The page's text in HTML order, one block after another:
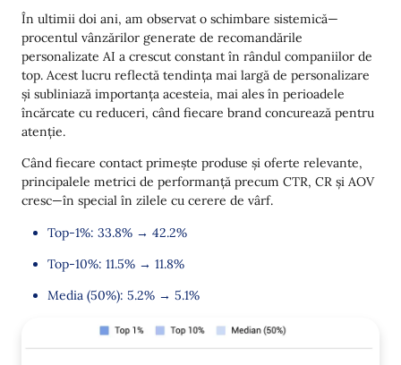
În ultimii doi ani, am observat o schimbare sistemică—
procentul vânzărilor generate de recomandările
personalizate AI a crescut constant în rândul companiilor de
top. Acest lucru reflectă tendința mai largă de personalizare
și subliniază importanța acesteia, mai ales în perioadele
încărcate cu reduceri, când fiecare brand concurează pentru
atenție.
Când fiecare contact primește produse și oferte relevante,
principalele metrici de performanță precum CTR, CR și AOV
cresc—în special în zilele cu cerere de vârf.
Top-1%: 33.8% → 42.2%
Top-10%: 11.5% → 11.8%
Media (50%): 5.2% → 5.1%